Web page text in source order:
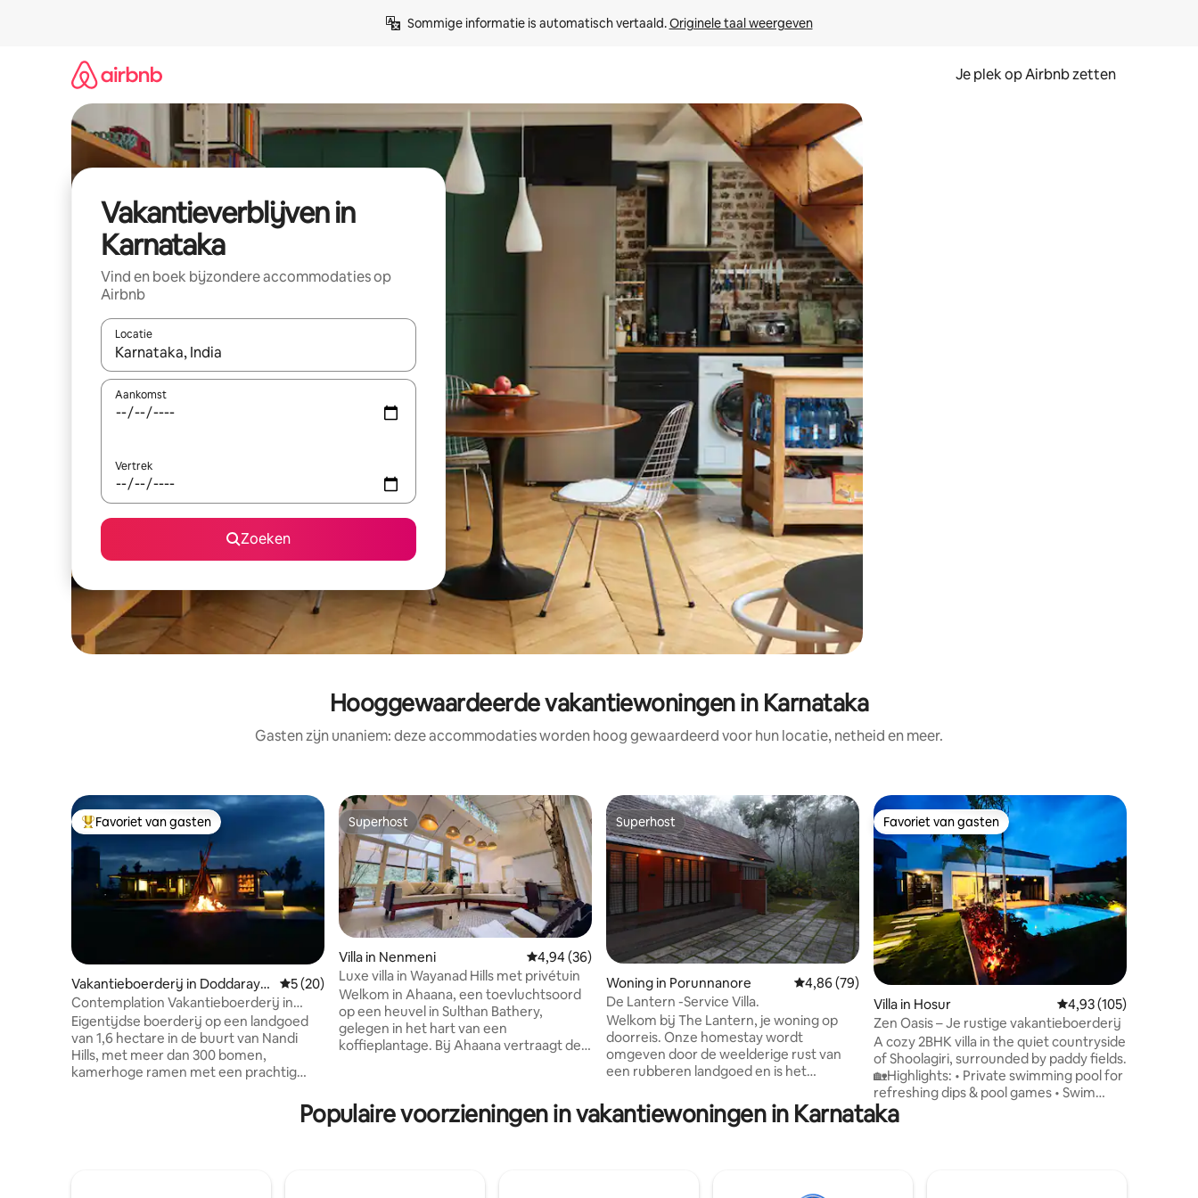
Sommige informatie is automatisch vertaald. Originele taal weergeven
Je plek op Airbnb zetten
Vakantieverblijven in
Karnataka
Vind en boek bijzondere accommodaties op
Airbnb
Locatie
Wanneer er resultaten beschikbaar zijn, maak je een keuze met je de pijltjestoetsen omhoog en omlaag, óf door te tikken of swipen.
Aankomst
Vertrek
Zoeken
Hooggewaardeerde vakantiewoningen in Karnataka
Gasten zijn unaniem: deze accommodaties worden hoog gewaardeerd voor hun locatie, netheid en meer.
Topfavoriet van gasten
Favoriet van gasten
Vakantieboerderij in Doddaraya
ppanahalli
Gemiddelde beoordeling van 5 op 5, 20 recensies
5 (20)
Contemplation Vakantieboerderij in
Nandi Hills
Eigentijdse boerderij op een landgoed
van 1,6 hectare in de buurt van Nandi
Hills, met meer dan 300 bomen,
kamerhoge ramen met een prachtig
Slaapplaats voor 2 personen, met ruimte
Superhost
Superhost
Villa in Nenmeni Gemiddelde beoordeling van 4,94 op 5, 36 recensies
4,94 (36)
Luxe villa in Wayanad Hills met privétuin
Welkom in Ahaana, een toevluchtsoord
op een heuvel in Sulthan Bathery,
gelegen in het hart van een
koffieplantage. Bij Ahaana vertraagt de
gevuld met licht, mist en stilte. Het
landgoed is ontworpen als een
Superhost
Superhost
Woning in Porunnanore Gemiddelde beoordeling van 4,86 op 5, 79 recensies
4,86 (79)
De Lantern -Service Villa.
Welkom bij The Lantern, je woning op
doorreis. Onze homestay wordt
omgeven door de weelderige rust van
een rubberen landgoed en is het
ontspanning. Of je nu een rustig uitje
met familie en vrienden plant of een
biedt een warme, gezellige sfeer die als
Favoriet van gasten
Favoriet van gasten
Villa in Hosur Gemiddelde
4,93 (105)
Zen Oasis – Je rustige vakantieboerderij
A cozy 2BHK villa in the quiet countryside
of Shoolagiri, surrounded by paddy fields.
🏡Highlights: • Private swimming pool for
refreshing dips & pool games • Swim
deck for lunch/dinner under the stars •
Scenic terrace with countryside view •
Populaire voorzieningen in vakantiewoningen in Karnataka